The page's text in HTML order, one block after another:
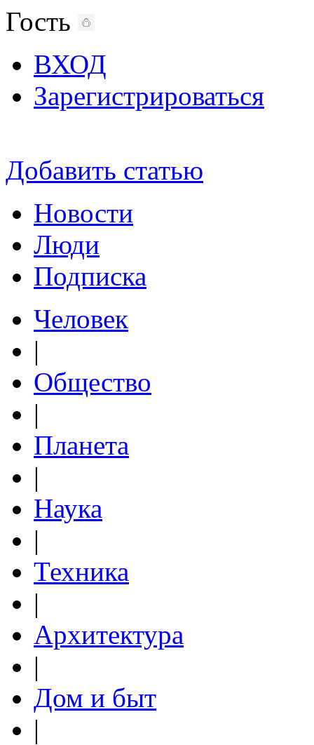
Гость
ВХОД
Зарегистрироваться
Добавить статью
Новости
Люди
Подписка
Человек
|
Общество
|
Планета
|
Наука
|
Техника
|
Архитектура
|
Дом и быт
|